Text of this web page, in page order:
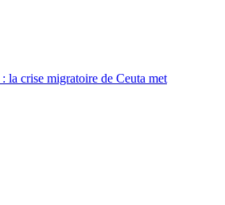
la crise migratoire de Ceuta met